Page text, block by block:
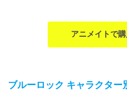
アニメイトで
ブルーロック キャラクター